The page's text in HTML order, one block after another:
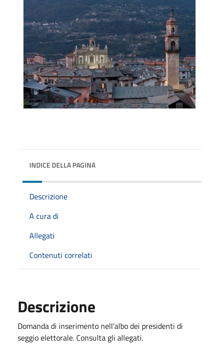
INDICE DELLA PAGINA
Descrizione
A cura di
Allegati
Contenuti correlati
Descrizione
Domanda di inserimento nell'albo dei presidenti di
seggio elettorale. Consulta gli allegati.